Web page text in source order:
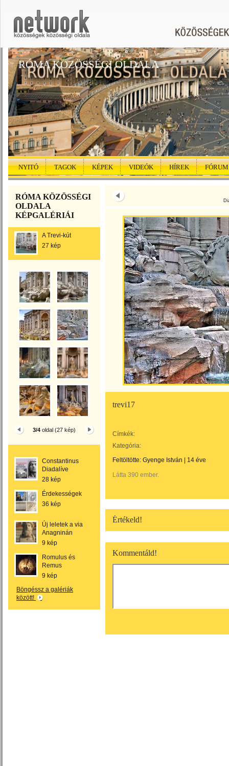
RÓMA KÖZÖSSÉGI OLDALA
NYITÓ TAGOK KÉPEK VIDEÓK HÍREK FÓRUM
RÓMA KÖZÖSSÉGI
OLDALA
KÉPGALÉRIÁI
A Trevi-kút
27 kép
3/4 oldal (27 kép)
Constantinus
Diadalíve
28 kép
Érdekességek
36 kép
Új leletek a via
Anagninán
9 kép
Romulus és
Remus
9 kép
Böngéssz a galériák
között!
trevi17
Címkék:
Kategória:
Feltöltötte: Gyenge István 14 éve
Látta 390 ember.
Értékeld!
Kommentáld!